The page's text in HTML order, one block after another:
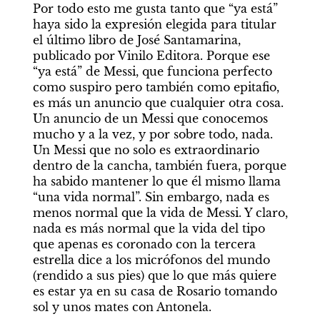
Por todo esto me gusta tanto que “ya está”
haya sido la expresión elegida para titular
el último libro de José Santamarina,
publicado por Vinilo Editora. Porque ese
“ya está” de Messi, que funciona perfecto
como suspiro pero también como epitafio,
es más un anuncio que cualquier otra cosa.
Un anuncio de un Messi que conocemos
mucho y a la vez, y por sobre todo, nada.
Un Messi que no solo es extraordinario
dentro de la cancha, también fuera, porque
ha sabido mantener lo que él mismo llama
“una vida normal”. Sin embargo, nada es
menos normal que la vida de Messi. Y claro,
nada es más normal que la vida del tipo
que apenas es coronado con la tercera
estrella dice a los micrófonos del mundo
(rendido a sus pies) que lo que más quiere
es estar ya en su casa de Rosario tomando
sol y unos mates con Antonela.